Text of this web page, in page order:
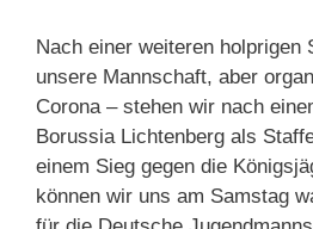
Nach einer weiteren holprigen
unsere Mannschaft, aber
Corona – stehen wir nach
Borussia Lichtenberg als
einem Sieg gegen die
können wir uns am Samstag